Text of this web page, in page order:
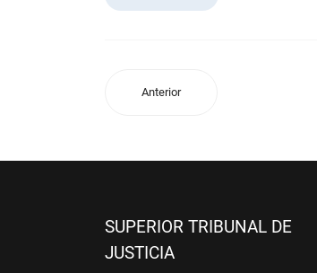
Anterior
SUPERIOR TRIBUNAL DE
JUSTICIA